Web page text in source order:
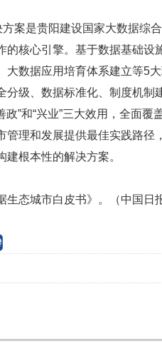
方案是贵阳建设国家大数据综
的核心引擎。基于数据基础设
大数据应用培育体系建立等5
分级、数据标准化、制度机制
政”和“兴业”三大效用，全面
管理和发展提供最佳实践路径
根本性的解决方案。
生态城市白皮书》。（中国日